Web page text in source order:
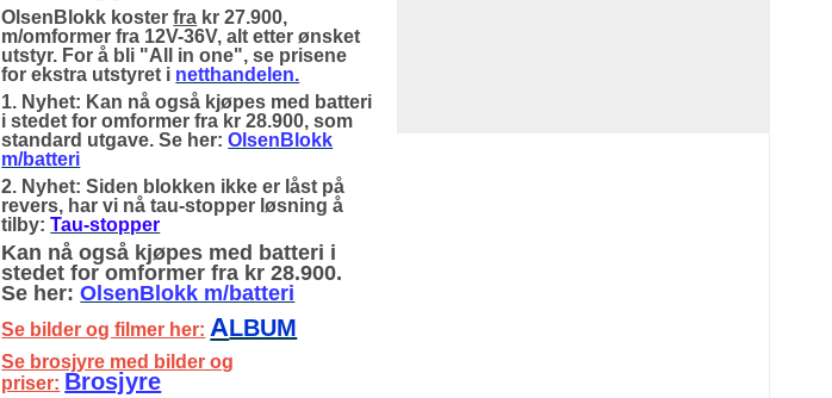
OlsenBlokk kosterfra kr 27.900,
m/omformer fra 12V-36V, alt etter ønsket
utstyr. For å bli "All in one", se prisene
for ekstra utstyret i netthandelen.
1. Nyhet: Kan nå også kjøpes med batteri
i stedet for omformer fra kr 28.900, som
standard utgave. Se her:OlsenBlokk
m/batteri
2. Nyhet: Siden blokken ikke er låst på
revers, har vi nå tau-stopper løsning å
tilby:Tau-stopper
Kan nå også kjøpes med batteri i
stedet for omformer fra kr 28.900.
Se her: OlsenBlokk m/batteri
Se bilder og filmer her: ALBUM
Se brosjyre med bilder og
priser: Brosjyre